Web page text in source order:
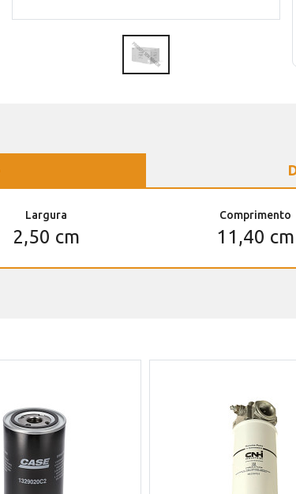
Largura
2,50 cm
Comprimento
11,40 cm